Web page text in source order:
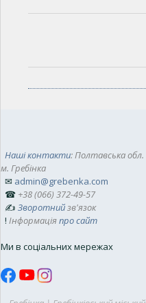
Наші контакти: Полтавська обл.
м. Гребінка
✉ admin@grebenka.com
☎ +38 (066) 372-49-57
✍ Зворотний зв'язок
! Інформаціяпро сайт
Ми в соціальних мережах